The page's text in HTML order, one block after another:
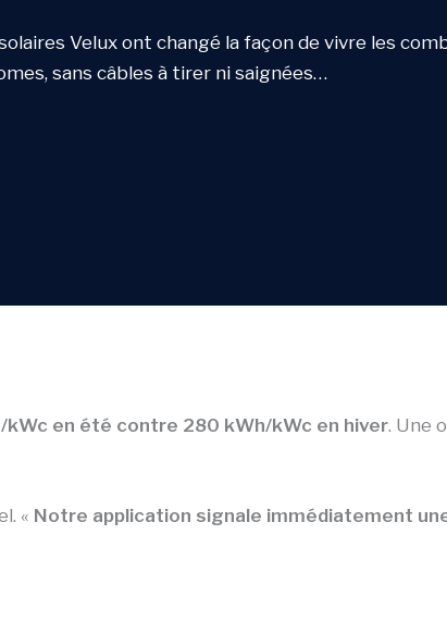
Velux ont changé la façon de vivre les
sans câbles à tirer ni saignées…
en été contre 280 kWh/kWc en hiver. Une
« Notre application signale immédiatement